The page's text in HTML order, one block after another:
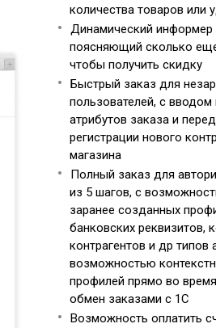
количества товаров или
Динамический информер
поясняющий сколько
чтобы получить скидку
Быстрый заказ для
пользователей, с
атрибутов заказа и
регистрации нового
магазина
Полный заказ для
из 5 шагов, с
заранее созданных
банковских реквизитов,
контрагентов и др типов
возможностью
профилей прямо во
обмен заказами с 1С
Возможность оплатить